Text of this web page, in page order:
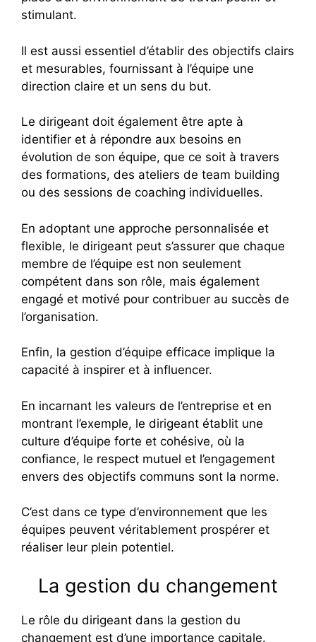
stimulant.
Il est aussi essentiel d’établir des objectifs clairs
et mesurables, fournissant à l’équipe une
direction claire et un sens du but.
Le dirigeant doit également être apte à
identifier et à répondre aux besoins en
évolution de son équipe, que ce soit à travers
des formations, des ateliers de team building
ou des sessions de coaching individuelles.
En adoptant une approche personnalisée et
flexible, le dirigeant peut s’assurer que chaque
membre de l’équipe est non seulement
compétent dans son rôle, mais également
engagé et motivé pour contribuer au succès de
l’organisation.
Enfin, la gestion d’équipe efficace implique la
capacité à inspirer et à influencer.
En incarnant les valeurs de l’entreprise et en
montrant l’exemple, le dirigeant établit une
culture d’équipe forte et cohésive, où la
confiance, le respect mutuel et l’engagement
envers des objectifs communs sont la norme.
C’est dans ce type d’environnement que les
équipes peuvent véritablement prospérer et
réaliser leur plein potentiel.
La gestion du changement
Le rôle du dirigeant dans la gestion du
changement est d’une importance capitale.